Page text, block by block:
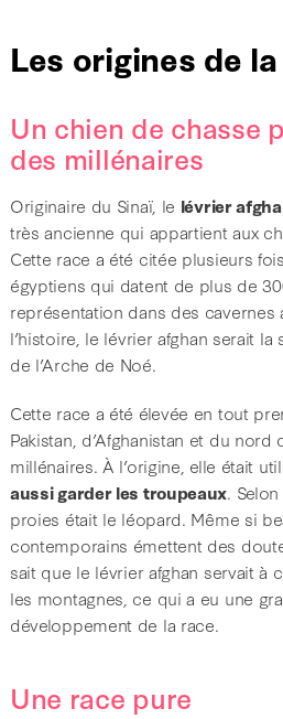
Les origines de
Un chien de chasse
des millénaires
Originaire du Sinaï, le lévrier
très ancienne qui appartient aux
Cette race a été citée plusieurs
égyptiens qui datent de plus de
représentation dans des cavernes
l’histoire, le lévrier afghan serait
de l’Arche de Noé.
Cette race a été élevée en tout
Pakistan, d’Afghanistan et du nord
millénaires. À l’origine, elle était
aussi garder les troupeaux.
proies était le léopard. Même si
contemporains émettent des
sait que le lévrier afghan servait à
les montagnes, ce qui a eu une
développement de la race.
Une race pure